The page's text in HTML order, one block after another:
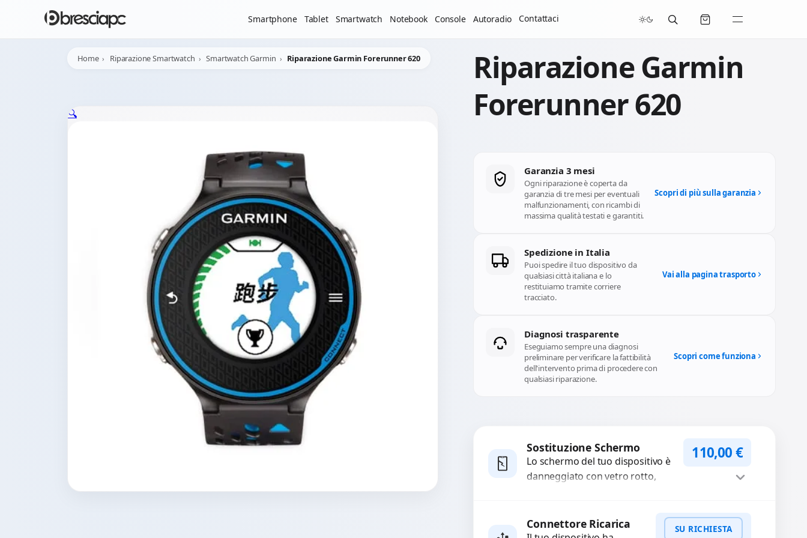
Smartphone Tablet Smartwatch Notebook Console Autoradio Contattaci
Home Riparazione Smartwatch Smartwatch Garmin Riparazione Garmin Forerunner 620
🔍
Riparazione Garmin
Forerunner 620
Garanzia 3 mesi
Ogni riparazione è coperta da
garanzia di tre mesi per eventuali
malfunzionamenti, con ricambi di
massima qualità testati e garantiti.
Scopri di più sulla garanzia
Spedizione in Italia
Puoi spedire il tuo dispositivo da
qualsiasi città italiana e lo
restituiamo tramite corriere
tracciato.
Vai alla pagina trasporto
Diagnosi trasparente
Eseguiamo sempre una diagnosi
preliminare per verificare la fattibilità
dell'intervento prima di procedere con
qualsiasi riparazione.
Scopri come funziona
Sostituzione Schermo
Lo schermo del tuo dispositivo è
danneggiato con vetro rotto,
completi...
110,00€
Connettore Ricarica SU RICHIESTA